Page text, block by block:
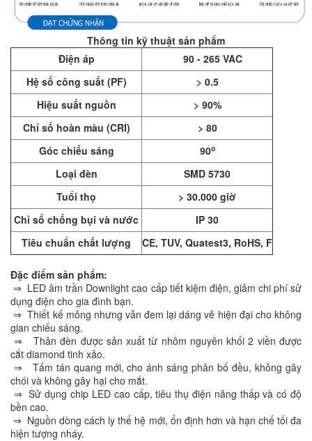
Thông tin kỹ thuật sản phẩm
Điện áp
90 - 265 VAC
Hệ số công suất (PF)
> 0.5
Hiệu suất nguồn
> 90%
Chỉ số hoàn màu (CRI)
> 80
Góc chiếu sáng
90o
Loại đèn
SMD 5730
Tuổi thọ
> 30.000 giờ
Chỉ số chống bụi và nước
IP 30
Tiêu chuẩn chất lượng
CE, TUV, Quatest3, RoHS, F
Đặc điểm sản phẩm:
⇒ LED âm trần Downlight cao cấp tiết kiệm điện, giảm chi phí sử
dụng điện cho gia đình bạn.
⇒ Thiết kế mỏng nhưng vẫn đem lại dáng vẻ hiện đại cho không
gian chiếu sáng.
⇒ Thân đèn được sản xuất từ nhôm nguyên khối 2 viền được
cắt diamond tinh xảo.
⇒ Tấm tán quang mới, cho ánh sáng phân bố đều, không gây
chói và không gây hại cho mắt.
⇒ Sử dụng chip LED cao cấp, tiêu thụ điện năng thấp và có độ
bền cao.
⇒ Nguồn dòng cách ly thế hệ mới, ổn định hơn và hạn chế tối đa
hiện tượng nháy.